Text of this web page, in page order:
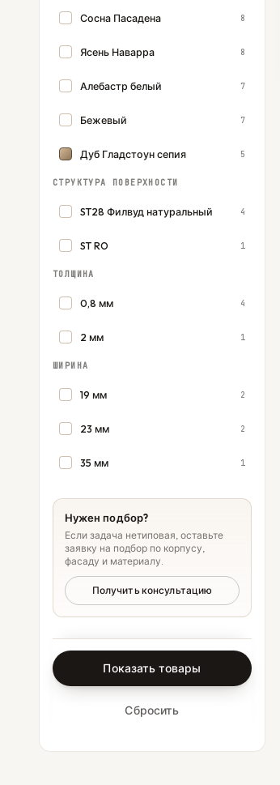
Сосна Пасадена 8
Ясень Наварра 8
Алебастр белый 7
Бежевый 7
Дуб Гладстоун сепия 5
СТРУКТУРА ПОВЕРХНОСТИ
ST28 Филвуд натуральный 4
ST RO 1
ТОЛЩИНА
0,8 мм 4
2 мм 1
ШИРИНА
19 мм 2
23 мм 2
35 мм 1
Нужен подбор?
Если задача нетиповая, оставьте
заявку на подбор по корпусу,
фасаду и материалу.
Получить консультацию
Показать товары
Сбросить